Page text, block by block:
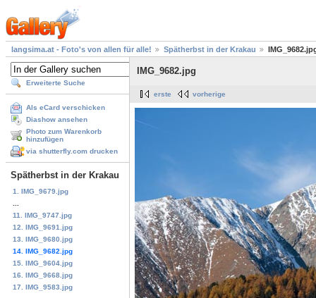
langsima.at - Foto's von allen für alle! Spätherbst in der Krakau
Erweiterte Suche
Als eCard verschicken
Diashow ansehen
Photo zum Warenkorb
hinzufügen
via shutterfly.com drucken
Spätherbst in der Krakau
1. IMG_9679.jpg
11. IMG_9747.jpg
12. IMG_9691.jpg
13. IMG_9680.jpg
14. IMG_9682.jpg
15. IMG_9604.jpg
16. IMG_9668.jpg
17. IMG_9583.jpg
IMG_9682.jpg
erste vorherige